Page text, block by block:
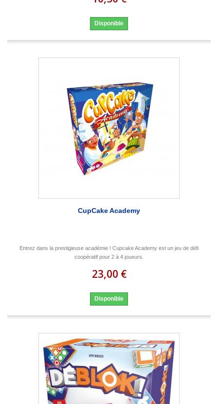
Disponible
CupCake Academy
Entrez dans la prestigieuse académie ! Cupcake Academy est un jeu de défi
coopératif pour 2 à 4 joueurs.
23,00 €
Disponible